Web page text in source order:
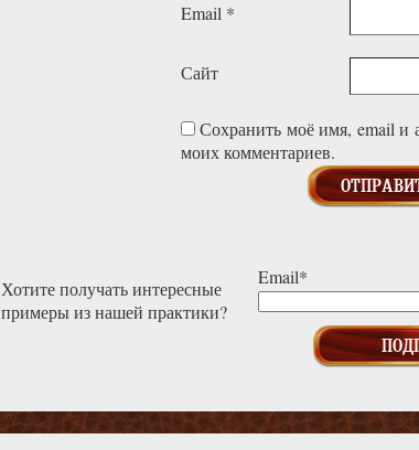
Email *
Сайт
Сохранить моё имя, email и
моих комментариев.
Хотите получать интересные
примеры из нашей практики?
Email*